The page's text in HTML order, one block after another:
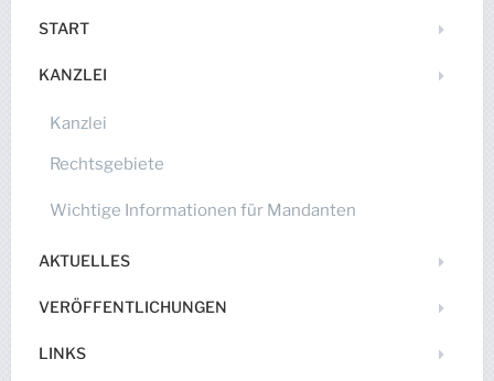
START
KANZLEI
Kanzlei
Rechtsgebiete
Wichtige Informationen für Mandanten
AKTUELLES
VERÖFFENTLICHUNGEN
LINKS